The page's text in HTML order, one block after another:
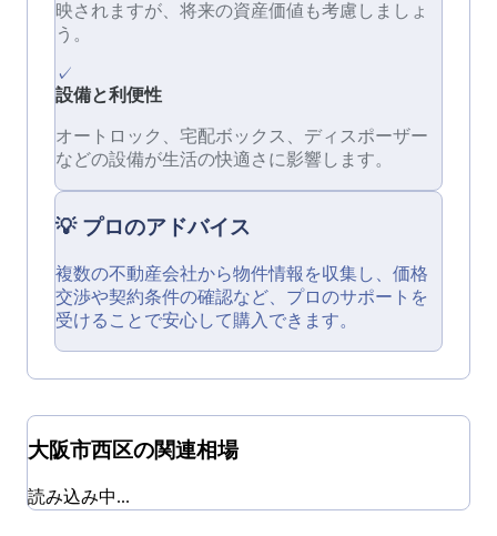
映されますが、将来の資産価値も考慮しましょ
う。
✓
設備と利便性
オートロック、宅配ボックス、ディスポーザー
などの設備が生活の快適さに影響します。
💡 プロのアドバイス
複数の不動産会社から物件情報を収集し、価格
交渉や契約条件の確認など、プロのサポートを
受けることで安心して購入できます。
大阪市西区の関連相場
読み込み中...